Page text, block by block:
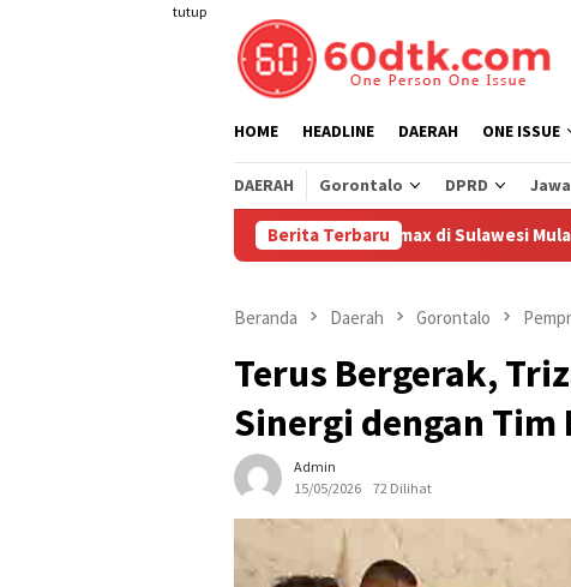
tutup
HOME HEADLINE DAERAH ONE ISSUE
DAERAH Gorontalo DPRD
Berita Terbaru
Pertamina Turunkan Harga Pertamax di Sulawesi Mulai 1 Agustus
Beranda Daerah Gorontalo
Terus Bergerak,
Sinergi dengan
Admin
15/05/2026
72 Dilihat